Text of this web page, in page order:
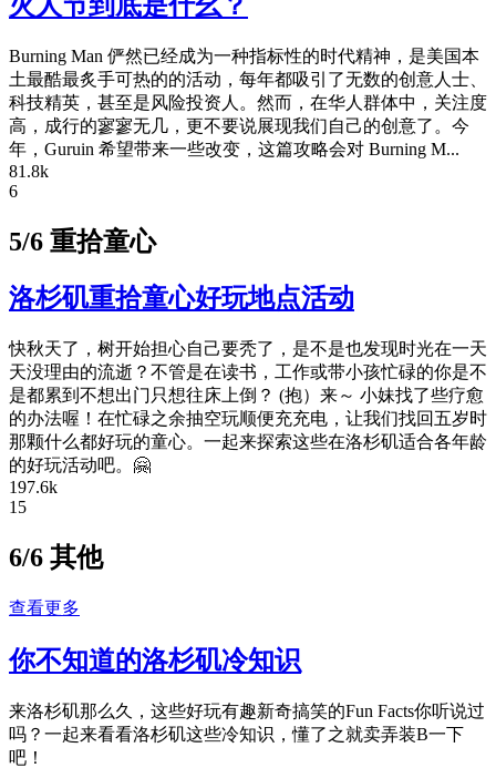
Burning Man 俨然已经成为一种指标性的时代精神，是美国本
土最酷最炙手可热的的活动，每年都吸引了无数的创意人士、
科技精英，甚至是风险投资人。然而，在华人群体中，关注度
高，成行的寥寥无几，更不要说展现我们自己的创意了。今
年，Guruin 希望带来一些改变，这篇攻略会对 Burning M...
81.8k
6
5/6 重拾童心
洛杉矶重拾童心好玩地点活动
快秋天了，树开始担心自己要秃了，是不是也发现时光在一天
天没理由的流逝？不管是在读书，工作或带小孩忙碌的你是不
是都累到不想出门只想往床上倒？ (抱）来～ 小妹找了些疗愈
的办法喔！在忙碌之余抽空玩顺便充充电，让我们找回五岁时
那颗什么都好玩的童心。一起来探索这些在洛杉矶适合各年龄
的好玩活动吧。🤗
197.6k
15
6/6 其他
查看更多
你不知道的洛杉矶冷知识
来洛杉矶那么久，这些好玩有趣新奇搞笑的Fun Facts你听说过
吗？一起来看看洛杉矶这些冷知识，懂了之就卖弄装B一下
吧！